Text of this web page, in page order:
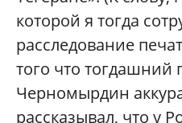
которой я тогда
расследование
того что тогдашний
Черномырдин
рассказывал, что у